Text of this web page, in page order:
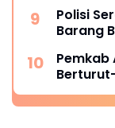
Polisi
Barang
Pemkab